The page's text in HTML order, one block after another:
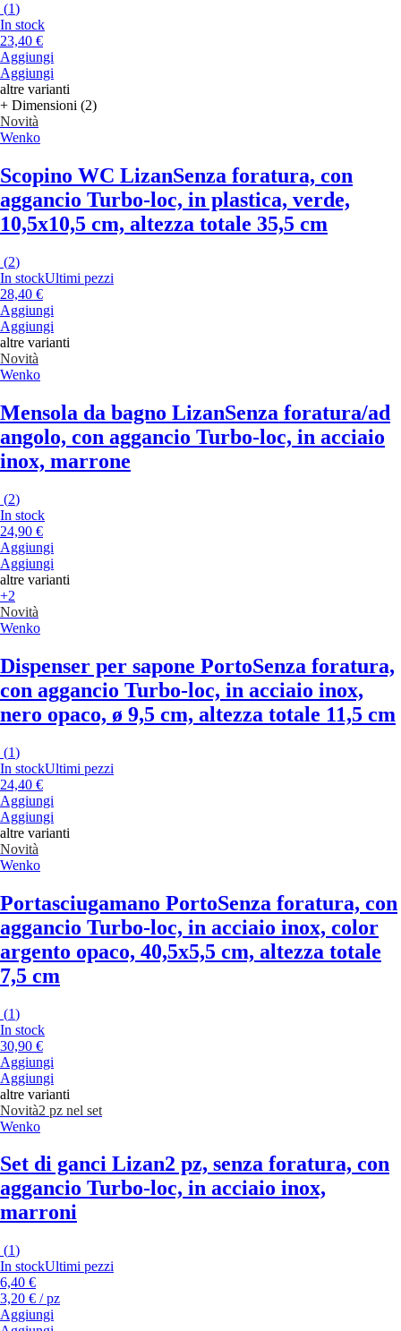
(1)
In stock
23,40 €
Aggiungi
Aggiungi
altre varianti
+ Dimensioni (2)
Novità
Wenko
Scopino WC LizanSenza foratura, con
aggancio Turbo-loc, in plastica, verde,
10,5x10,5 cm, altezza totale 35,5 cm
(2)
In stockUltimi pezzi
28,40 €
Aggiungi
Aggiungi
altre varianti
Novità
Wenko
Mensola da bagno LizanSenza foratura/ad
angolo, con aggancio Turbo-loc, in acciaio
inox, marrone
(2)
In stock
24,90 €
Aggiungi
Aggiungi
altre varianti
+2
Novità
Wenko
Dispenser per sapone PortoSenza foratura,
con aggancio Turbo-loc, in acciaio inox,
nero opaco, ø 9,5 cm, altezza totale 11,5 cm
(1)
In stockUltimi pezzi
24,40 €
Aggiungi
Aggiungi
altre varianti
Novità
Wenko
Portasciugamano PortoSenza foratura, con
aggancio Turbo-loc, in acciaio inox, color
argento opaco, 40,5x5,5 cm, altezza totale
7,5 cm
(1)
In stock
30,90 €
Aggiungi
Aggiungi
altre varianti
Novità2 pz nel set
Wenko
Set di ganci Lizan2 pz, senza foratura, con
aggancio Turbo-loc, in acciaio inox,
marroni
(1)
In stockUltimi pezzi
6,40 €
3,20 € / pz
Aggiungi